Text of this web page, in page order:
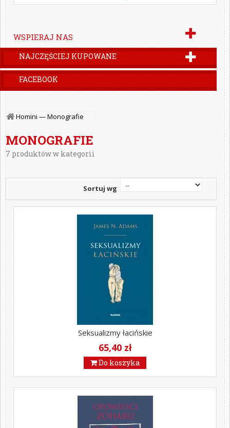
WSPIERAJ NAS
NAJCZĘŚCIEJ KUPOWANE
FACEBOOK
Homini —Monografie
MONOGRAFIE
7 produktów w kategorii
Sortuj wg
Seksualizmy łacińskie
65,40 zł
Do koszyka